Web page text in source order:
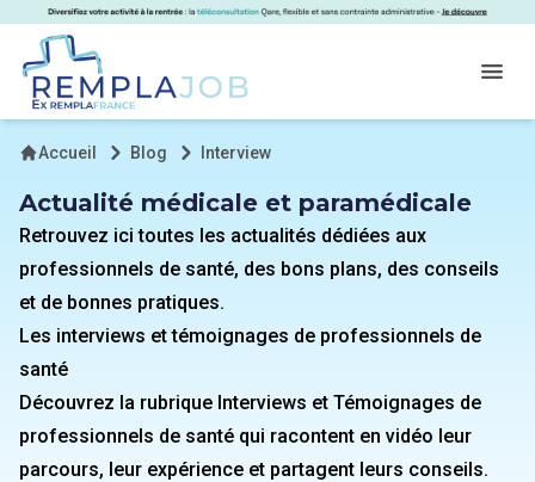
RemplaJob
Accueil Blog Interview
Actualité médicale et paramédicale
Retrouvez ici toutes les actualités dédiées aux
professionnels de santé, des bons plans, des conseils
et de bonnes pratiques.
Les interviews et témoignages de professionnels de
santé
Découvrez la rubrique Interviews et Témoignages de
professionnels de santé qui racontent en vidéo leur
parcours, leur expérience et partagent leurs conseils.
Panneau de gestion des cookies